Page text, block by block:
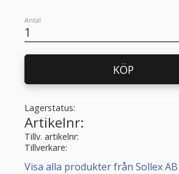
Antal
KÖP
Lagerstatus
Artikelnr
Tillv. artikelnr
Tillverkare
Visa alla produkter från Sollex AB